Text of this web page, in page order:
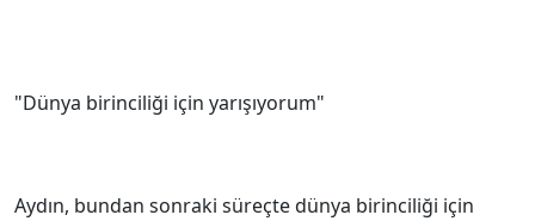
"Dünya birinciliği için yarışıyorum"
Aydın, bundan sonraki süreçte dünya birinciliği için